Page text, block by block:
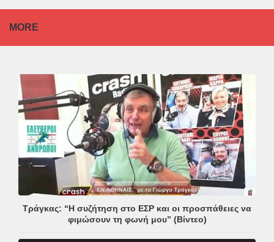
MORE
Τράγκας: “Η συζήτηση στο ΕΣΡ και οι προσπάθειες να
φιμώσουν τη φωνή μου” (Βίντεο)